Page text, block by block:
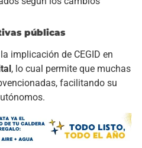
públicas
implicación de CEGID en
, lo cual permite que muchas
facilitando su